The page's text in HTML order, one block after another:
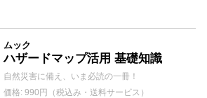
ムック
ハザードマップ活用 基礎知識
自然災害に備え、いま必読の一冊！
価格: 990円（税込み・送料サービス）